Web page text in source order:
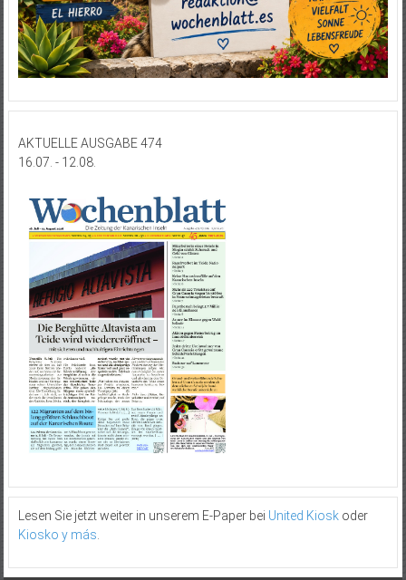
AKTUELLE AUSGABE 474
16.07. - 12.08.
Lesen Sie jetzt weiter in unserem E-Paper bei United Kioskoder
Kiosko y más.